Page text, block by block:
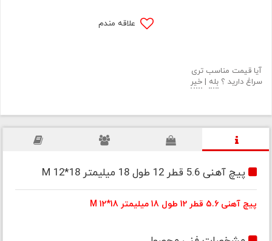
علاقه مندم
آیا قیمت مناسب تری
سراغ دارید ؟ بله | خیر
پیچ آهنی 5.6 قطر 12 طول 18 میلیمتر M 12*18
پیچ آهنی 5.6 قطر 12 طول 18 میلیمتر M 12*18